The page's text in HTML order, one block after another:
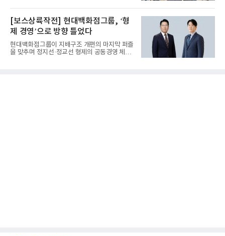
[보스상륙작전] 현대백화점그룹, ‘형
제 경영’으로 방향 틀었다
현대백화점그룹이 지배구조 개편의 마지막 퍼즐
을 맞추며 정지선·정교선 형제의 공동경영 체제